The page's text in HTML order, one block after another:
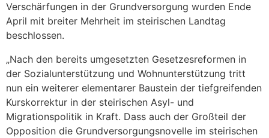
Verschärfungen in der Grundversorgung wurden Ende
April mit breiter Mehrheit im steirischen Landtag
beschlossen.
„Nach den bereits umgesetzten Gesetzesreformen in
der Sozialunterstützung und Wohnunterstützung tritt
nun ein weiterer elementarer Baustein der tiefgreifenden
Kurskorrektur in der steirischen Asyl- und
Migrationspolitik in Kraft. Dass auch der Großteil der
Opposition die Grundversorgungsnovelle im steirischen